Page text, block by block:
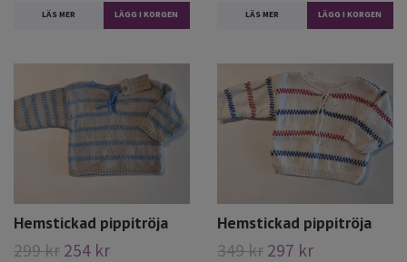
LÄS MER LÄS MER
Hemstickad pippitröja
299 kr 254 kr
Hemstickad pippitröja
349 kr 297 kr